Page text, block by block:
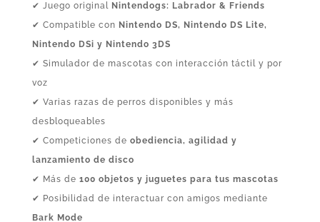
✔ Juego original Nintendogs: Labrador & Friends
✔ Compatible con Nintendo DS, Nintendo DS Lite,
Nintendo DSi y Nintendo 3DS
✔ Simulador de mascotas con interacción táctil y por
voz
✔ Varias razas de perros disponibles y más
desbloqueables
✔ Competiciones de obediencia, agilidad y
lanzamiento de disco
✔ Más de 100 objetos y juguetes para tus mascotas
✔ Posibilidad de interactuar con amigos mediante
Bark Mode